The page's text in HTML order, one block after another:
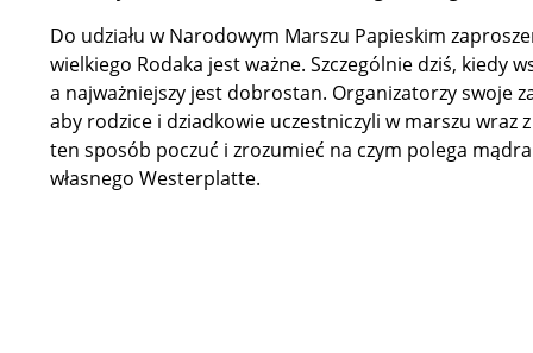
Do udziału w Narodowym Marszu Papieskim
wielkiego Rodaka jest ważne. Szczególnie dziś, kiedy
a najważniejszy jest dobrostan. Organizatorzy swoje
aby rodzice i dziadkowie uczestniczyli w marszu wraz
ten sposób poczuć i zrozumieć na czym polega
własnego Westerplatte.